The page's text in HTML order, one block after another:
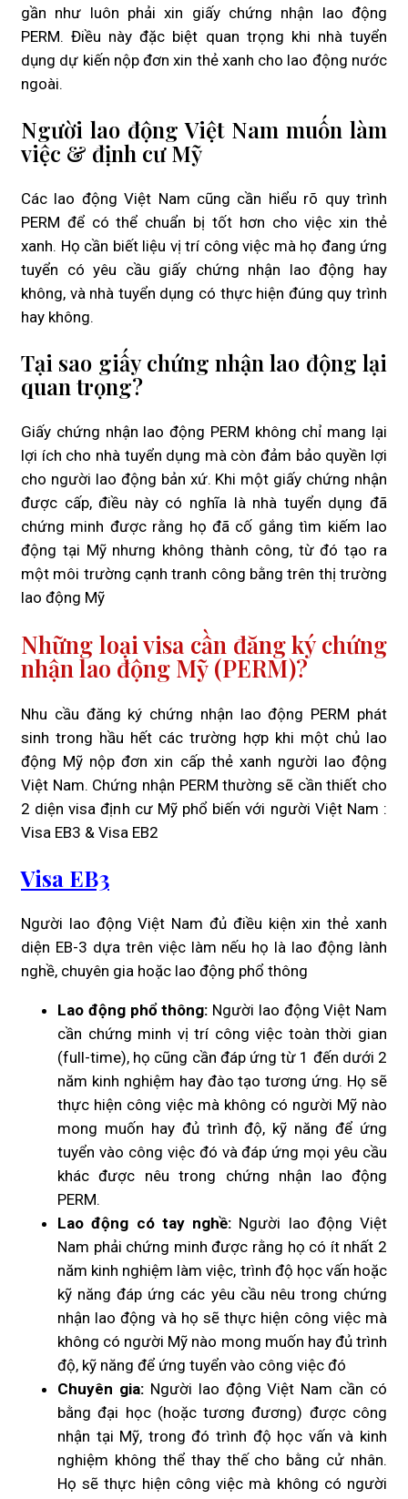
gần như luôn phải xin giấy chứng nhận lao động
PERM. Điều này đặc biệt quan trọng khi nhà tuyển
dụng dự kiến nộp đơn xin thẻ xanh cho lao động nước
ngoài.
Người lao động Việt Nam muốn làm
việc & định cư Mỹ
Các lao động Việt Nam cũng cần hiểu rõ quy trình
PERM để có thể chuẩn bị tốt hơn cho việc xin thẻ
xanh. Họ cần biết liệu vị trí công việc mà họ đang ứng
tuyển có yêu cầu giấy chứng nhận lao động hay
không, và nhà tuyển dụng có thực hiện đúng quy trình
hay không.
Tại sao giấy chứng nhận lao động lại
quan trọng?
Giấy chứng nhận lao động PERM không chỉ mang lại
lợi ích cho nhà tuyển dụng mà còn đảm bảo quyền lợi
cho người lao động bản xứ. Khi một giấy chứng nhận
được cấp, điều này có nghĩa là nhà tuyển dụng đã
chứng minh được rằng họ đã cố gắng tìm kiếm lao
động tại Mỹ nhưng không thành công, từ đó tạo ra
một môi trường cạnh tranh công bằng trên thị trường
lao động Mỹ
Những loại visa cần đăng ký chứng
nhận lao động Mỹ (PERM)?
Nhu cầu đăng ký chứng nhận lao động PERM phát
sinh trong hầu hết các trường hợp khi một chủ lao
động Mỹ nộp đơn xin cấp thẻ xanh người lao động
Việt Nam. Chứng nhận PERM thường sẽ cần thiết cho
2 diện visa định cư Mỹ phổ biến với người Việt Nam :
Visa EB3 & Visa EB2
Visa EB3
Người lao động Việt Nam đủ điều kiện xin thẻ xanh
diện EB-3 dựa trên việc làm nếu họ là lao động lành
nghề, chuyên gia hoặc lao động phổ thông
Lao động phổ thông: Người lao động Việt Nam
cần chứng minh vị trí công việc toàn thời gian
(full-time), họ cũng cần đáp ứng từ 1 đến dưới 2
năm kinh nghiệm hay đào tạo tương ứng. Họ sẽ
thực hiện công việc mà không có người Mỹ nào
mong muốn hay đủ trình độ, kỹ năng để ứng
tuyển vào công việc đó và đáp ứng mọi yêu cầu
khác được nêu trong chứng nhận lao động
PERM.
Lao động có tay nghề: Người lao động Việt
Nam phải chứng minh được rằng họ có ít nhất 2
năm kinh nghiệm làm việc, trình độ học vấn hoặc
kỹ năng đáp ứng các yêu cầu nêu trong chứng
nhận lao động và họ sẽ thực hiện công việc mà
không có người Mỹ nào mong muốn hay đủ trình
độ, kỹ năng để ứng tuyển vào công việc đó
Chuyên gia:Người lao động Việt Nam cần có
bằng đại học (hoặc tương đương) được công
nhận tại Mỹ, trong đó trình độ học vấn và kinh
nghiệm không thể thay thế cho bằng cử nhân.
Họ sẽ thực hiện công việc mà không có người